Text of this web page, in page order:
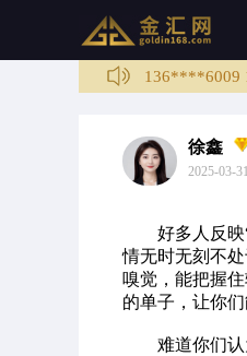
188****0068
136****6009
136****4589
137****6789
徐鑫
2025-03-31
好多人反映“
情无时无刻不
嗅觉，能把握
的单子，让你
难道你们认为